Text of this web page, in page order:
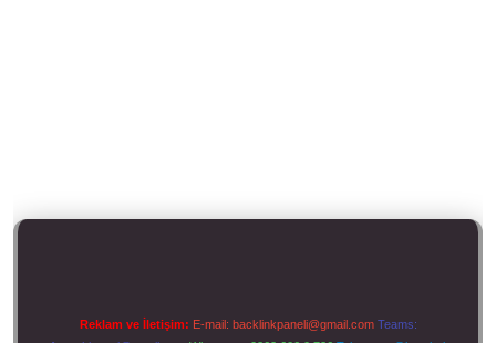
Reklam ve İletişim: E-mail: backlinkpaneli@gmail.com Teams: